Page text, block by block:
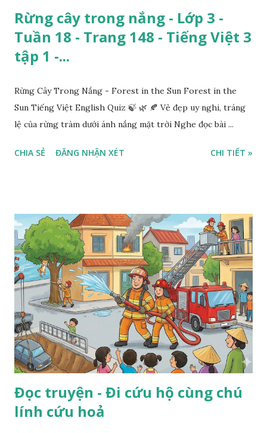
Rừng cây trong nắng - Lớp 3 -
Tuần 18 - Trang 148 - Tiếng Việt 3
tập 1 -...
Rừng Cây Trong Nắng - Forest in the Sun Forest in the
Sun Tiếng Việt English Quiz 🍃 🌿 🍂 Vẻ đẹp uy nghi, tráng
lệ của rừng tràm dưới ánh nắng mặt trời Nghe đọc bài ...
CHIA SẺ ĐĂNG NHẬN XÉT CHI TIẾT »
Đọc truyện - Đi cứu hộ cùng chú
lính cứu hoả